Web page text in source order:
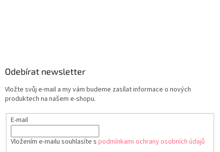
Odebírat newsletter
Vložte svůj e-mail a my vám budeme zasílat informace o nových
produktech na našem e-shopu.
E-mail
Vložením e-mailu souhlasíte s podmínkami ochrany osobních údajů